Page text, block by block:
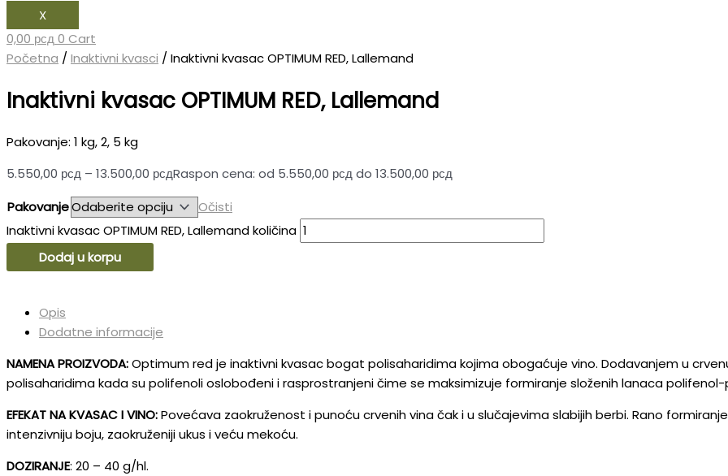
X
0,00 рсд0 Cart
Početna / Inaktivni kvasci / Inaktivni kvasac OPTIMUM RED, Lallemand
Inaktivni kvasac OPTIMUM RED, Lallemand
Pakovanje: 1 kg, 2, 5 kg
5.550,00 рсд – 13.500,00 рсдRaspon cena: od 5.550,00 рсд do 13.500,00 рсд
Pakovanje
Očisti
Inaktivni kvasac OPTIMUM RED, Lallemand količina
Dodaj u korpu
Opis
Dodatne informacije
NAMENA PROIZVODA:Optimum red je inaktivni kvasac bogat polisaharidima kojima obogaćuje vino. Dodavanjem u
polisaharidima kada su polifenoli oslobođeni i rasprostranjeni čime se maksimizuje formiranje složenih lanaca polifenol-
EFEKAT NA KVASAC I VINO:Povećava zaokruženost i punoću crvenih vina čak i u slučajevima slabijih berbi. Rano
intenzivniju boju, zaokruženiji ukus i veću mekoću.
DOZIRANJE: 20 – 40 g/hl.